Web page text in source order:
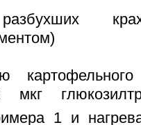
1 и